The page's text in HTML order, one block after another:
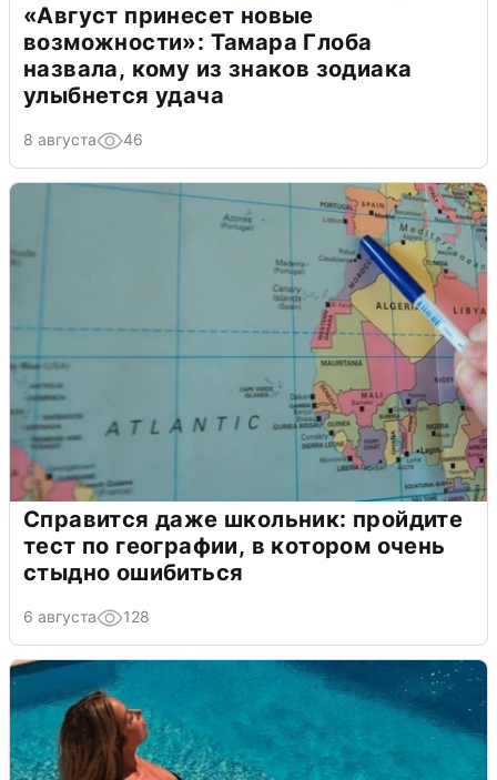
«Август принесет новые
возможности»: Тамара Глоба
назвала, кому из знаков зодиака
улыбнется удача
8 августа 46
Справится даже школьник: пройдите
тест по географии, в котором очень
стыдно ошибиться
6 августа 128